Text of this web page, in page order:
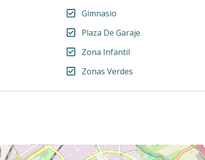
Gimnasio
Plaza De Garaje
Zona Infantil
Zonas Verdes